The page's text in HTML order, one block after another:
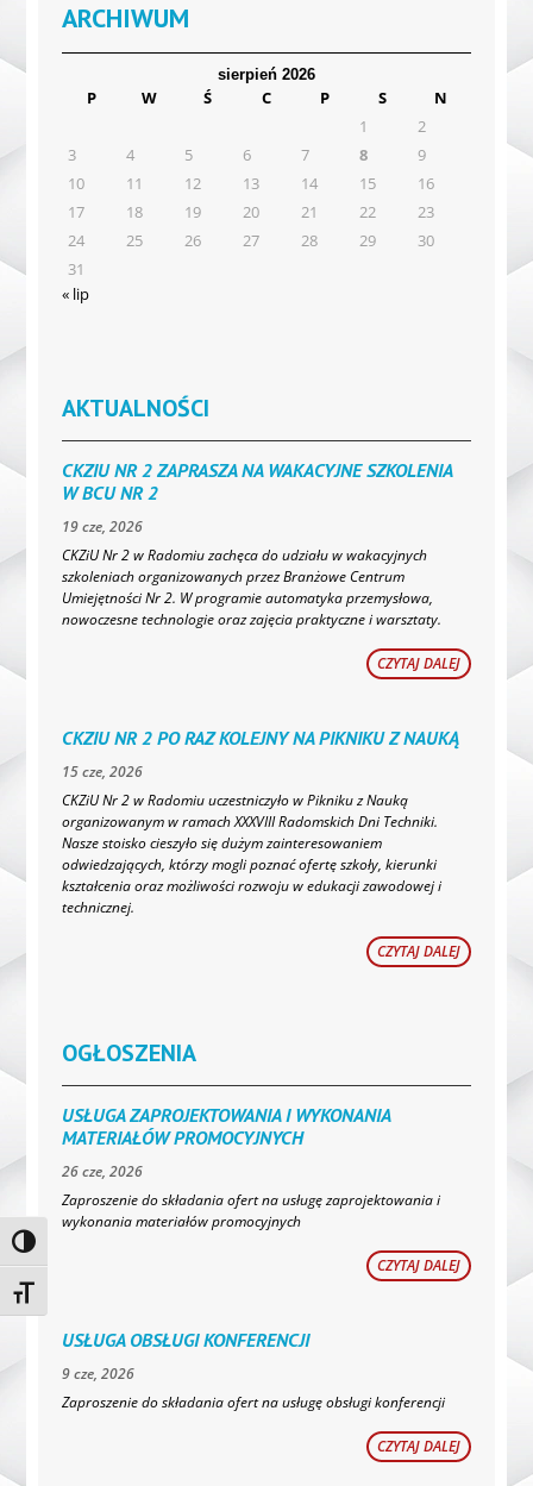
Toggle High Contrast
Toggle Font size
ARCHIWUM
sierpień 2026
P W Ś C P S
N
1
2
3
4 5 6 7 8
9
10
11 12 13 14 15
16
17
18 19 20 21 22
23
24
25 26 27 28 29
30
31
« lip
AKTUALNOŚCI
CKZIU NR 2 ZAPRASZA NA WAKACYJNE SZKOLENIA
W BCU NR 2
19 cze, 2026
CKZiU Nr 2 w Radomiu zachęca do udziału w wakacyjnych
szkoleniach organizowanych przez Branżowe Centrum
Umiejętności Nr 2. W programie automatyka przemysłowa,
nowoczesne technologie oraz zajęcia praktyczne i warsztaty.
CZYTAJ DALEJ
CKZIU NR 2 PO RAZ KOLEJNY NA PIKNIKU Z NAUKĄ
15 cze, 2026
CKZiU Nr 2 w Radomiu uczestniczyło w Pikniku z Nauką
organizowanym w ramach XXXVIII Radomskich Dni Techniki.
Nasze stoisko cieszyło się dużym zainteresowaniem
odwiedzających, którzy mogli poznać ofertę szkoły, kierunki
kształcenia oraz możliwości rozwoju w edukacji zawodowej i
technicznej.
CZYTAJ DALEJ
OGŁOSZENIA
USŁUGA ZAPROJEKTOWANIA I WYKONANIA
MATERIAŁÓW PROMOCYJNYCH
26 cze, 2026
Zaproszenie do składania ofert na usługę zaprojektowania i
wykonania materiałów promocyjnych
CZYTAJ DALEJ
USŁUGA OBSŁUGI KONFERENCJI
9 cze, 2026
Zaproszenie do składania ofert na usługę obsługi konferencji
CZYTAJ DALEJ